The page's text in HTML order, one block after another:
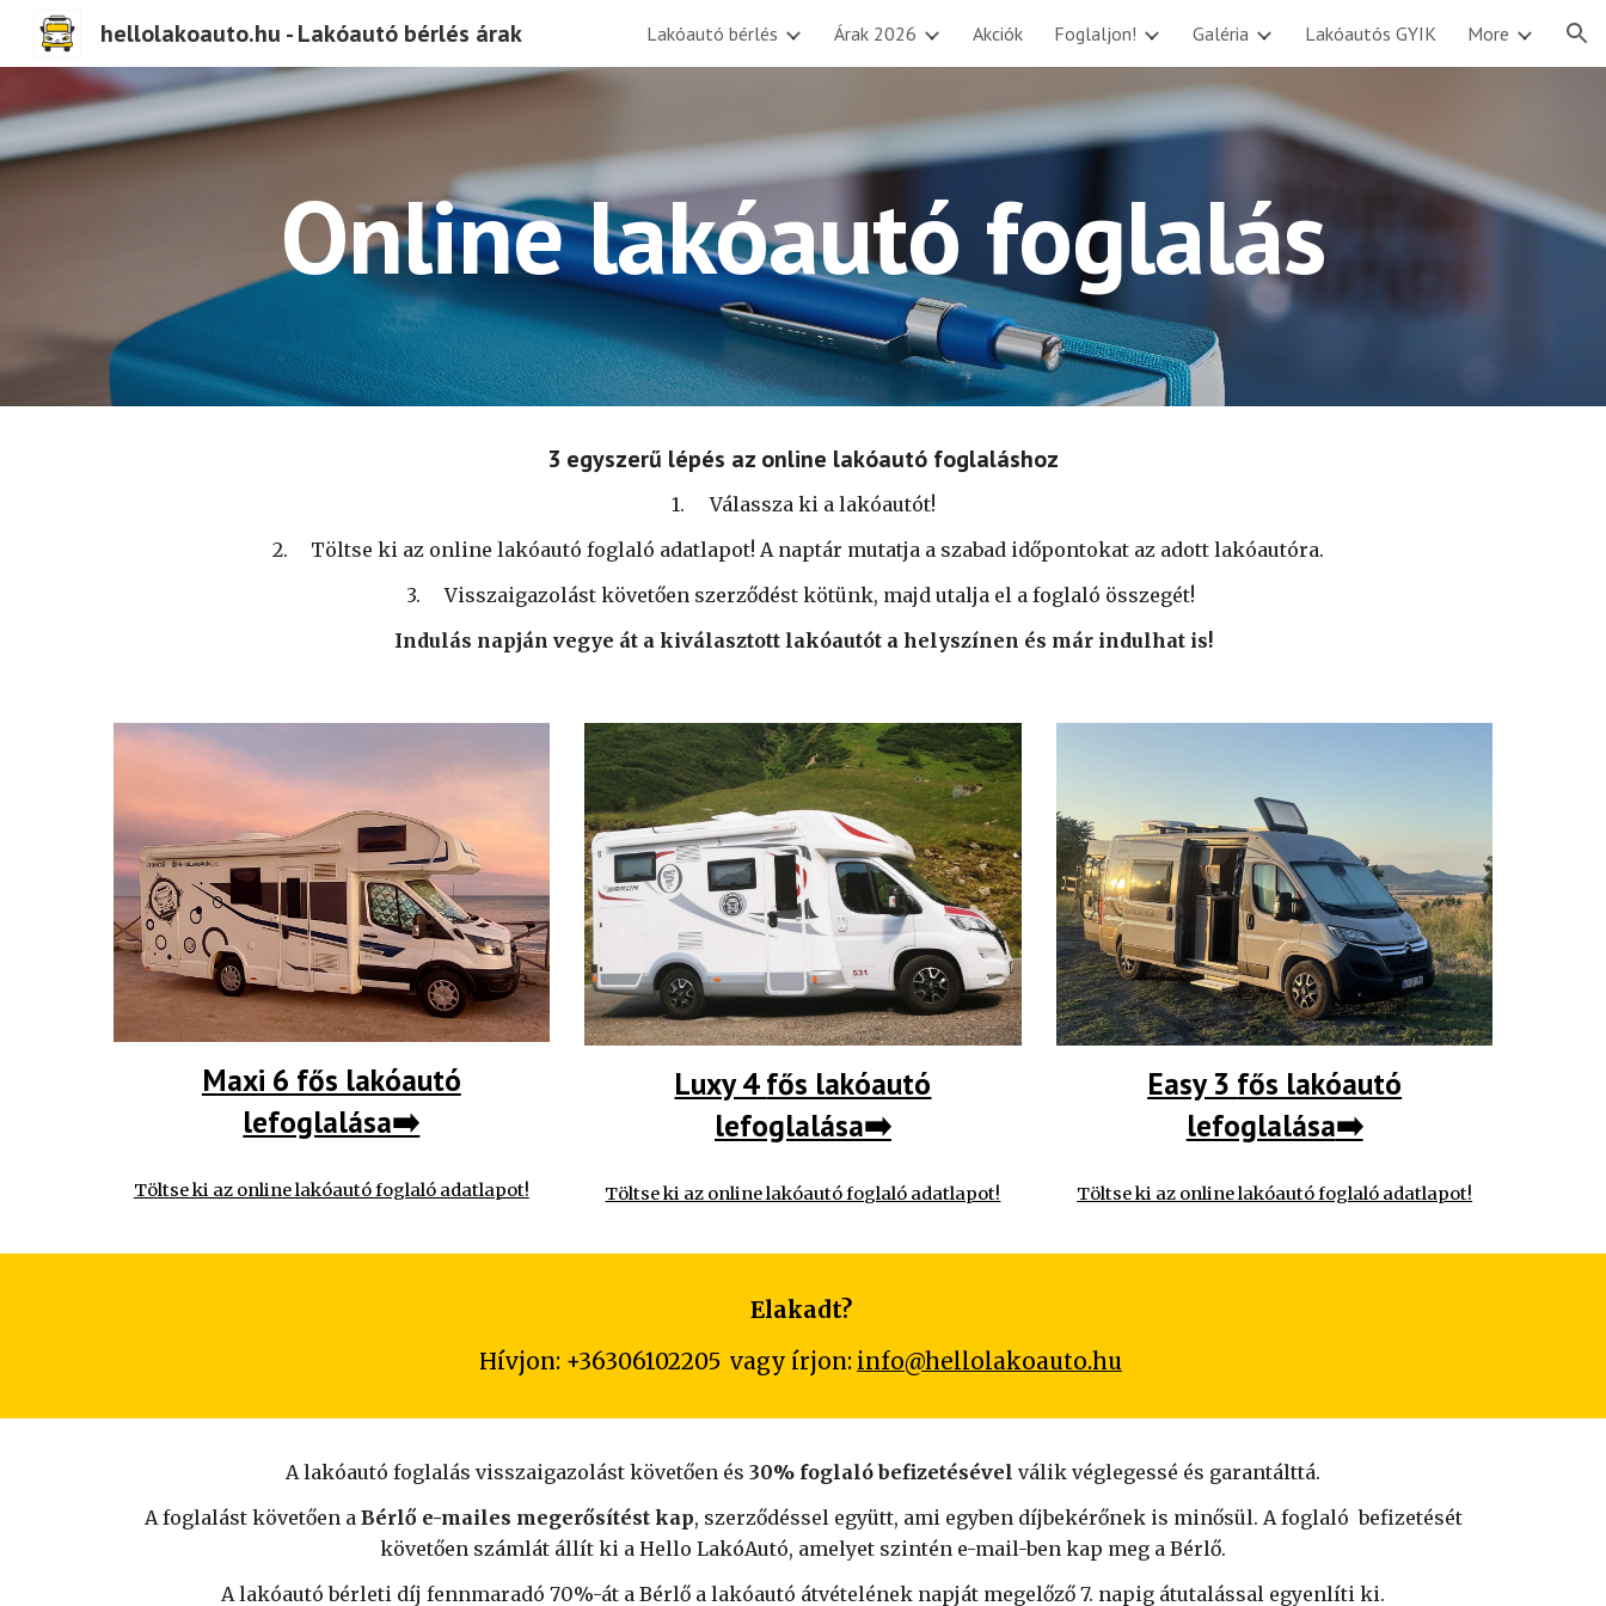
Skip to main content Skip to navigation
hellolakoauto.hu - Lakóautó bérlés árak Lakóautó bérlés Árak 2026 Akciók Foglaljon! Galéria Lakóautós GYIK More
Online lakóautó foglalás
3 egyszerű lépés az online lakóautó foglaláshoz
1.
Válassza ki a lakóautót!
2.
Töltse ki az online lakóautó foglaló adatlapot! A naptár mutatja a szabad időpontokat az adott lakóautóra.
3.
Visszaigazolást követően szerződést kötünk, majd utalja el a foglaló összegét!
Indulás napján vegye át a kiválasztott lakóautót a helyszínen és már indulhat is!
Maxi 6 fős lakóautó
lefoglalása➡️
Töltse ki az online lakóautó foglaló adatlapot!
Luxy 4fős lakóautó
lefoglalása➡️
Töltse ki az online lakóautó foglaló adatlapot!
Easy 3 fős lakóautó
lefoglalása➡️
Töltse ki az online lakóautó foglaló adatlapot!
Elakadt?
Hívjon: +36306102205 vagy írjon: info@hellolakoauto.hu
A lakóautó foglalás visszaigazolást követően és 30% foglaló befizetésével válik véglegessé és garantálttá.
A foglalást követően a Bérlő e-mailes megerősítést kap, szerződéssel együtt, ami egyben díjbekérőnek is minősül. A foglalóbefizetését
követően számlát állít ki a Hello LakóAutó, amelyet szintén e-mail-ben kap meg a Bérlő.
A lakóautó bérleti díj fennmaradó 70%-át a Bérlő a lakóautó átvételének napját megelőző 7. napig átutalással egyenlíti ki.